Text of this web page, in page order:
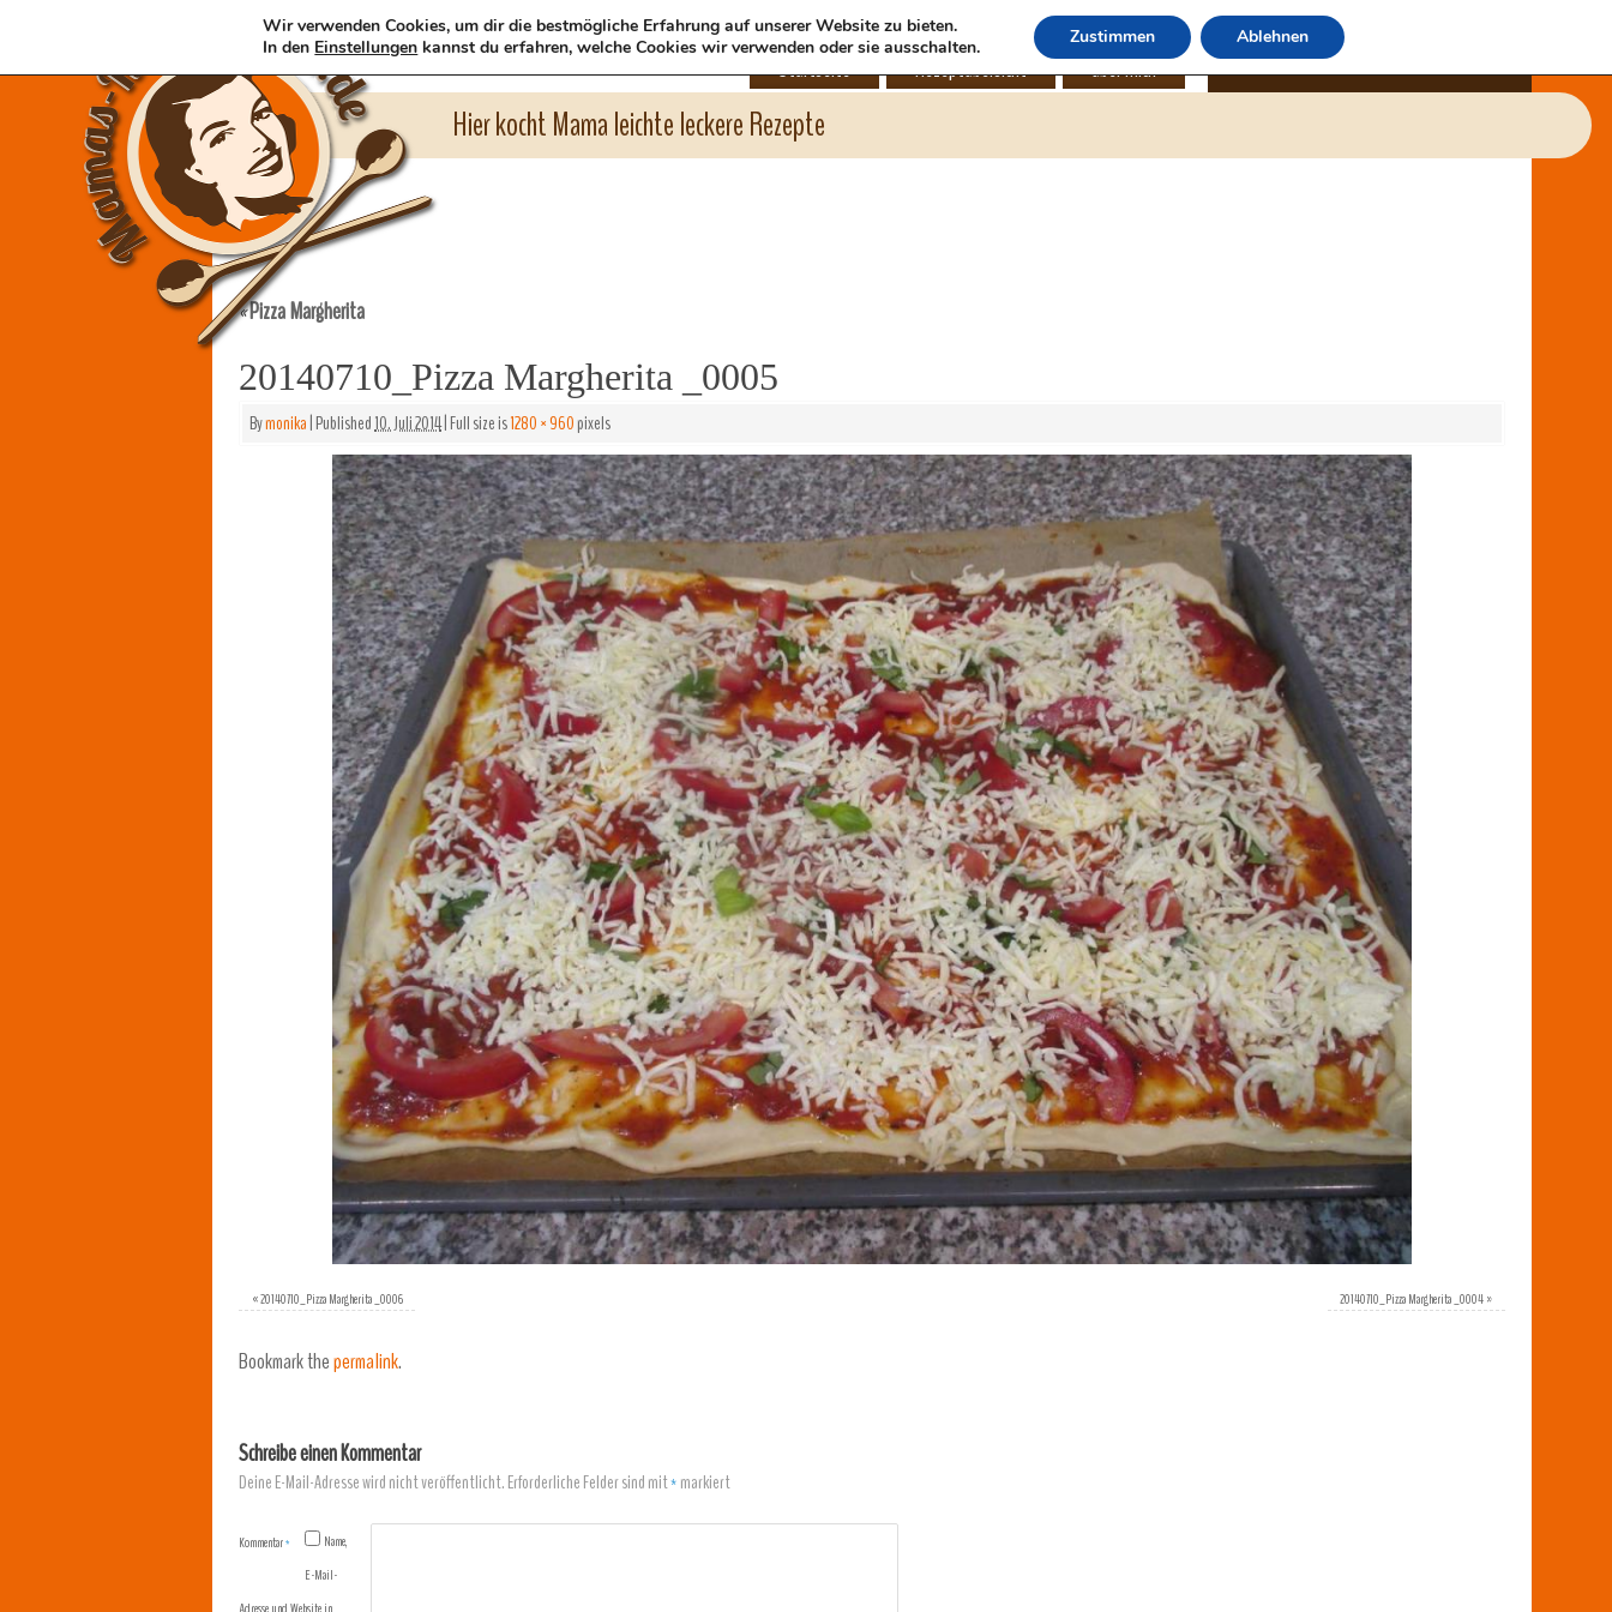
Hier kocht Mama leichte leckere Rezepte
Startseite Rezeptübersicht über mich
«Pizza Margherita
20140710_Pizza Margherita _0005
Bymonika|Published10. Juli 2014|Full size is1280 × 960pixels
«20140710_Pizza Margherita _0006 20140710_Pizza Margherita _0004»
Bookmark thepermalink.
Schreibe einen Kommentar
Deine E-Mail-Adresse wird nicht veröffentlicht.Erforderliche Felder sind mit*markiert
Kommentar*
Name,
E-Mail-
Wir verwenden Cookies, um dir die bestmögliche Erfahrung auf unserer Website zu bieten.
In den Einstellungen kannst du erfahren, welche Cookies wir verwenden oder sie ausschalten. Zustimmen Ablehnen